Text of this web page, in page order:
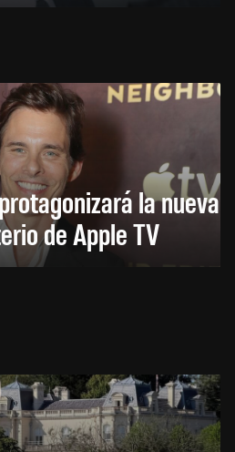
la nueva
de Apple TV